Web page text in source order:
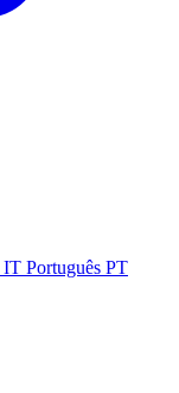
IT Português PT